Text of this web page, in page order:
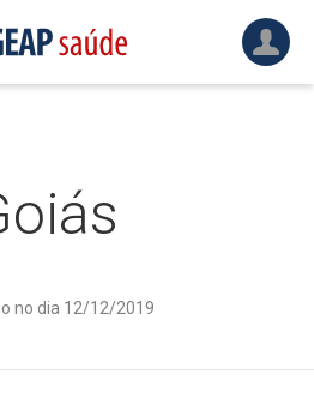
no dia 12/12/2019